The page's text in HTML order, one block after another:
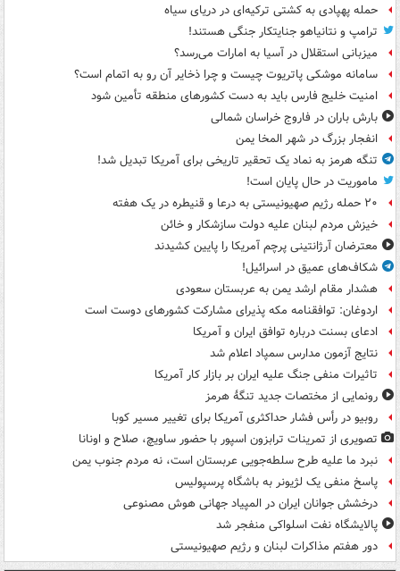
حمله پهپادی به کشتی ترکیه‌ای در دریای سیاه
ترامپ و نتانیاهو جنایتکار جنگی هستند!
میزبانی استقلال در آسیا به امارات می‌رسد؟
سامانه موشکی پاتریوت چیست و چرا ذخایر آن رو به اتمام است؟
امنیت خلیج فارس باید به دست کشورهای منطقه تأمین شود
بارش باران در فاروج خراسان شمالی
انفجار بزرگ در شهر المخا یمن
تنگه هرمز به نماد یک تحقیر تاریخی برای آمریکا تبدیل شد!
ماموریت در حال پایان است!
۲۰ حمله رژیم صهیونیستی به درعا و قنیطره در یک هفته
خیزش مردم لبنان علیه دولت سازشکار و خائن
معترضان آرژانتینی پرچم آمریکا را پایین کشیدند
شکاف‌های عمیق در اسرائیل!
هشدار مقام ارشد یمن به عربستان سعودی
اردوغان: توافقنامه مکه پذیرای مشارکت کشورهای دوست است
ادعای بسنت درباره توافق ایران و آمریکا
نتایج آزمون مدارس سمپاد اعلام شد
تاثیرات منفی جنگ علیه ایران بر بازار کار آمریکا
رونمایی از مختصات جدید تنگۀ هرمز
روبیو در رأس فشار حداکثری آمریکا برای تغییر مسیر کوبا
تصویری از تمرینات ترابزون اسپور با حضور ساویچ، صلاح و اونانا
نبرد ما علیه طرح سلطه‌جویی عربستان است، نه مردم جنوب یمن
پاسخ منفی یک لژیونر به باشگاه پرسپولیس
درخشش جوانان ایران در المپیاد جهانی هوش مصنوعی
پالایشگاه نفت اسلواکی منفجر شد
دور هفتم مذاکرات لبنان و رژیم صهیونیستی